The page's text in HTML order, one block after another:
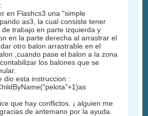
en Flashcs3 una "simple
as3, la cual consiste tener
de trabajo en parte izquierda y
en la parte derecha al arrastrar el
otro balon arrastrable en el
,cuando pase el balon a la zona
los balones que se
dio esta instruccion :
que hay conflictos. ¡ alguien me
de antemano por la ayuda.